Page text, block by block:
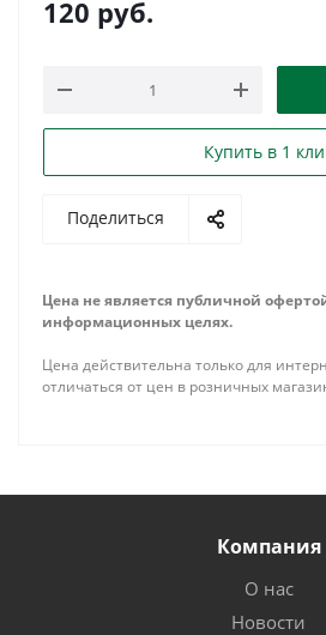
120 руб.
Купить в 1
Поделиться
Цена не является публичной
информационных целях.
Цена действительна только для
отличаться от цен в розничных
Компания
О нас
Новости